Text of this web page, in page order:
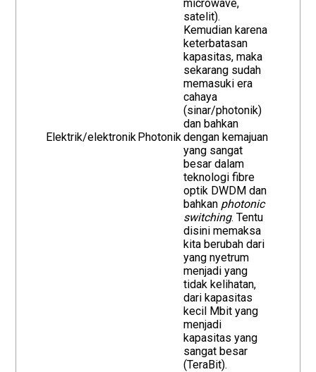
Elektrik/elektronikPhotonik
microwave,
satelit).
Kemudian karena
keterbatasan
kapasitas, maka
sekarang sudah
memasuki era
cahaya
(sinar/photonik)
dan bahkan
dengan kemajuan
yang sangat
besar dalam
teknologi fibre
optik DWDM dan
bahkan photonic
switching. Tentu
disini memaksa
kita berubah dari
yang nyetrum
menjadi yang
tidak kelihatan,
dari kapasitas
kecil Mbit yang
menjadi
kapasitas yang
sangat besar
(TeraBit).